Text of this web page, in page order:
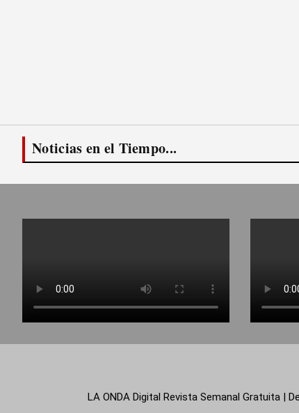
Noticias en el Tiempo...
LA ONDA Digital Revista Semanal Gratuita |